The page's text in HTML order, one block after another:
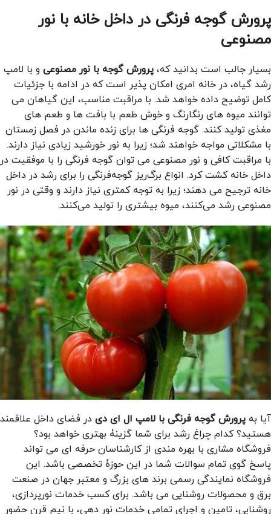
پرورش گوجه فرنگی در داخل خانه با نور
مصنوعی
بسیار جالب است بدانید که، پرورش گوجه با نور مصنوعی و با لامپ
رشد گیاه، در خانه امری امکان پذیر است که در ادامه با جزئیات
کامل توضیح داده خواهد شد. با مراقبت مناسب، این گیاهان می
توانند میوه های رنگارنگ و خوش طعم با بافت ها و طعم های
مغذی تولید کنند. گوجه فرنگی ها برای زنده ماندن در فصل زمستان
با مشکلاتی مواجه خواهند شد؛ زیرا به نور خورشید زیادی نیاز دارند.
با مراقبت کافی و نور مصنوعی می توان گوجه فرنگی را با موفقیت در
داخل خانه کشت کرد. انواع برگ‌ریز گوجه‌فرنگی را برای رشد در داخل
خانه ترجیح می دهند؛ زیرا به توجه کمتری نیاز دارند و وقتی در نور
مصنوعی رشد می‌کنند، میوه بیشتری را تولید می‌کنند.
آیا به پرورش گوجه فرنگی با لامپ ال ای دی در فضای داخل علاقمند
هستید؟ کدام چراغ رشد برای شما گزینۀ بهتری خواهد بود؟
فروشگاه مشاری با بهره مندی از کارشناسان حرفه ای می تواند
پاسخ گوی تمام سوالات شما در این حوزۀ تخصصی باشد. این
فروشگاه نمایندگی رسمی برند های بزرگ و معتبر جهان در صنعت
برق و محصولات روشنایی می باشد. برای کسب خدمات نورپردازی،
روشنایی، تامین و اجرای تمامی خدمات نور دهی، با نیم قرن حضور